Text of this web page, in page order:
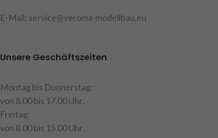
E-Mail: service@veroma-modellbau.eu
Unsere Geschäftszeiten
Montag bis Donnerstag:
von 8.00 bis 17.00 Uhr.
Freitag:
von 8.00 bis 15.00 Uhr .